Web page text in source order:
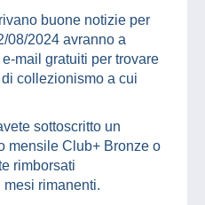
buone notizie per
08/2024 avranno a
mail gratuiti per trovare
collezionismo a cui
sottoscritto un
mensile Club+ Bronze o
rimborsati
rimanenti.